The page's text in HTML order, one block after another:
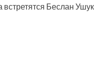
Беслан